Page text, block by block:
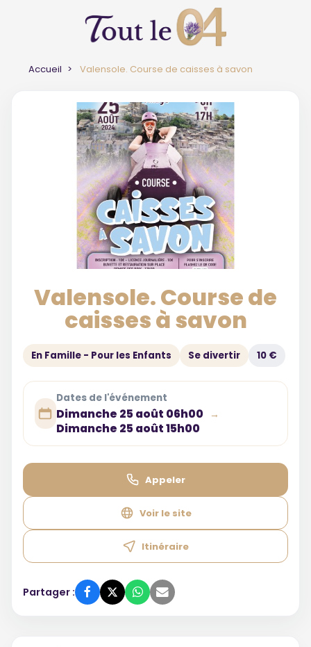
Accueil Valensole. Course de caisses à savon
Valensole. Course de
caisses à savon
En Famille - Pour les Enfants Se divertir 10 €
Dates de l'événement
Dimanche 25 août 06h00 →
Dimanche 25 août 15h00
Appeler
Voir le site
Itinéraire
Partager :